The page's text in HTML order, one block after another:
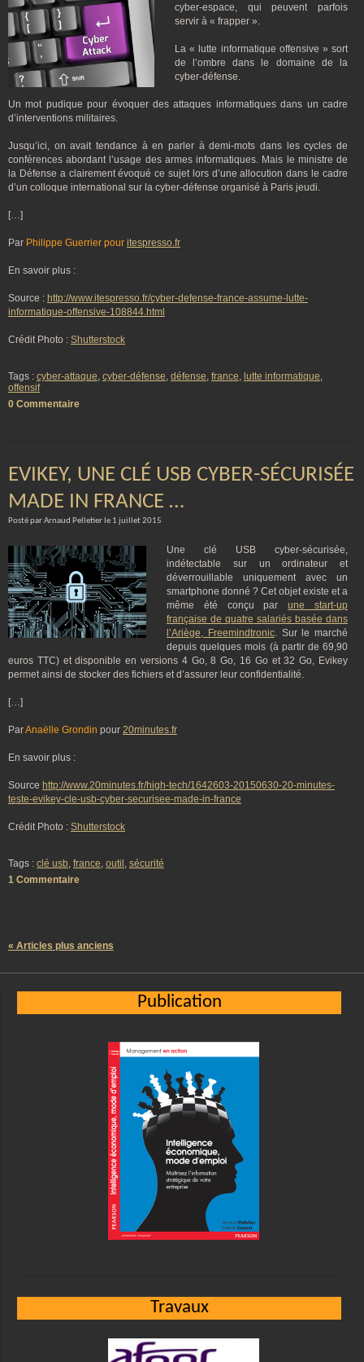
cyber-espace, qui peuvent parfois
servir à « frapper ».
La « lutte informatique offensive » sort
de l’ombre dans le domaine de la
cyber-défense.
Un mot pudique pour évoquer des attaques informatiques dans un cadre
d’interventions militaires.
Jusqu’ici, on avait tendance à en parler à demi-mots dans les cycles de
conférences abordant l’usage des armes informatiques. Mais le ministre de
la Défense a clairement évoqué ce sujet lors d’une allocution dans le cadre
d’un colloque international sur la cyber-défense organisé à Paris jeudi.
[…]
Par Philippe Guerrier pour itespresso.fr
En savoir plus :
Source : http://www.itespresso.fr/cyber-defense-france-assume-lutte-
informatique-offensive-108844.html
Crédit Photo : Shutterstock
Tags : cyber-attaque, cyber-défense, défense, france, lutte informatique,
offensif
0 Commentaire
EVIKEY, UNE CLÉ USB CYBER-SÉCURISÉE
MADE IN FRANCE …
Posté par Arnaud Pelletier le 1 juillet 2015
Une clé USB cyber-sécurisée,
indétectable sur un ordinateur et
déverrouillable uniquement avec un
smartphone donné ? Cet objet existe et a
même été conçu parune start-up
française de quatre salariés basée dans
l’Ariège, Freemindtronic. Sur le marché
depuis quelques mois (à partir de 69,90
euros TTC) et disponible en versions 4 Go, 8 Go, 16 Go et 32 Go, Evikey
permet ainsi de stocker des fichiers et d’assurer leur confidentialité.
[…]
ParAnaëlle Grondin pour 20minutes.fr
En savoir plus :
Source http://www.20minutes.fr/high-tech/1642603-20150630-20-minutes-
teste-evikey-cle-usb-cyber-securisee-made-in-france
Crédit Photo : Shutterstock
Tags : clé usb, france, outil , sécurité
1 Commentaire
« Articles plus anciens
Publication
Travaux